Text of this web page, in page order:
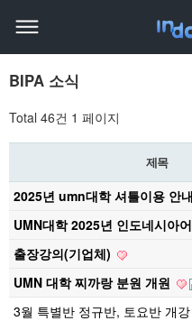
BIPA 소식
Total 46건 1 페이지
제목
2025년 umn대학 셔틀이용 안내
UMN대학 2025년 인도네시아
출장강의(기업체)
UMN 대학 찌까랑 분원 개원
3월 특별반 정규반, 토요반 개